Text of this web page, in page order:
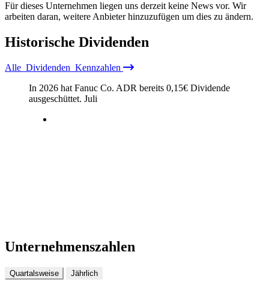
Für dieses Unternehmen liegen uns derzeit keine News vor. Wir
arbeiten daran, weitere Anbieter hinzuzufügen um dies zu ändern.
Historische Dividenden
Alle Dividenden Kennzahlen
In 2026 hat Fanuc Co. ADR bereits 0,15€ Dividende
ausgeschüttet. Juli
Unternehmenszahlen
Quartalsweise Jährlich